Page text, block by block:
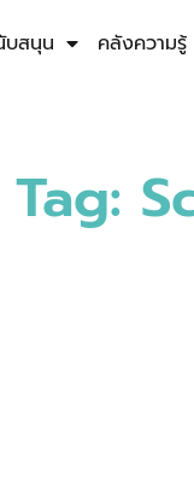
บสนุน คลังความรู้
Tag: